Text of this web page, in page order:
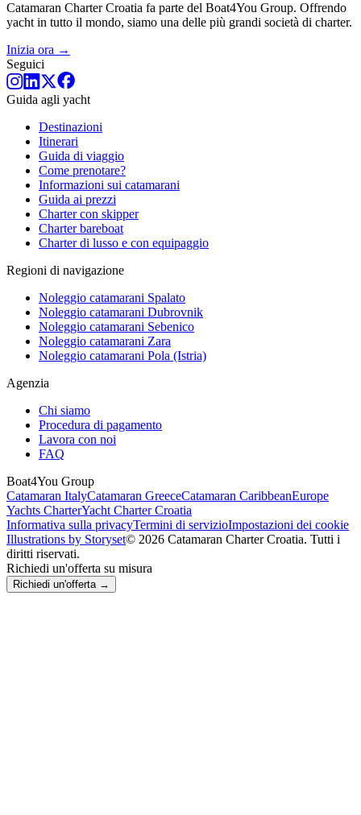
Catamaran Charter Croatia fa parte del Boat4You Group. Offrendo
yacht in tutto il mondo, siamo una delle più grandi società di charter.
Inizia ora →
Seguici
Guida agli yacht
Destinazioni
Itinerari
Guida di viaggio
Come prenotare?
Informazioni sui catamarani
Guida ai prezzi
Charter con skipper
Charter bareboat
Charter di lusso e con equipaggio
Regioni di navigazione
Noleggio catamarani Spalato
Noleggio catamarani Dubrovnik
Noleggio catamarani Sebenico
Noleggio catamarani Zara
Noleggio catamarani Pola (Istria)
Agenzia
Chi siamo
Procedura di pagamento
Lavora con noi
FAQ
Boat4You Group
Catamaran ItalyCatamaran GreeceCatamaran CaribbeanEurope
Yachts CharterYacht Charter Croatia
Informativa sulla privacyTermini di servizioImpostazioni dei cookie
Illustrations by Storyset© 2026 Catamaran Charter Croatia. Tutti i
diritti riservati.
Richiedi un'offerta su misura
Richiedi un'offerta →